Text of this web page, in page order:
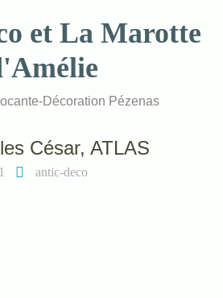
et La Marotte
Décoration Pézenas
César, ATLAS
antic-deco